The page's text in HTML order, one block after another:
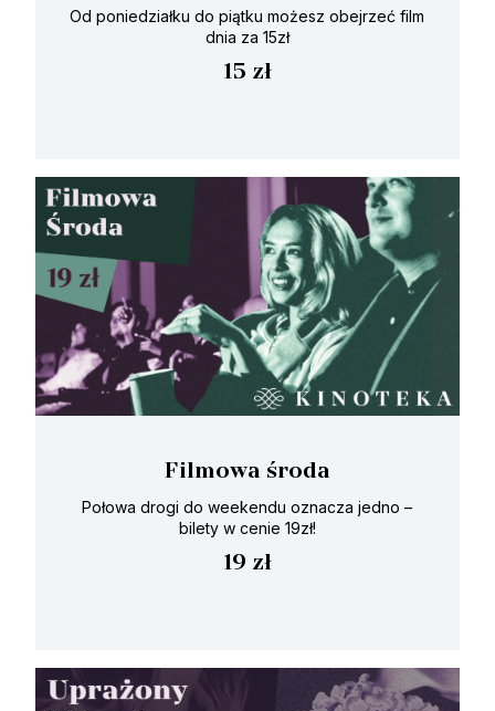
Od poniedziałku do piątku możesz obejrzeć film
dnia za 15zł
15 zł
Filmowa środa
Połowa drogi do weekendu oznacza jedno –
bilety w cenie 19zł!
19 zł